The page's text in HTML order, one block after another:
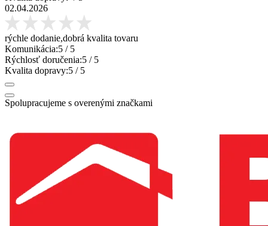
02.04.2026
rýchle dodanie,dobrá kvalita tovaru
Komunikácia:5 / 5
Rýchlosť doručenia:5 / 5
Kvalita dopravy:5 / 5
Spolupracujeme s overenými značkami